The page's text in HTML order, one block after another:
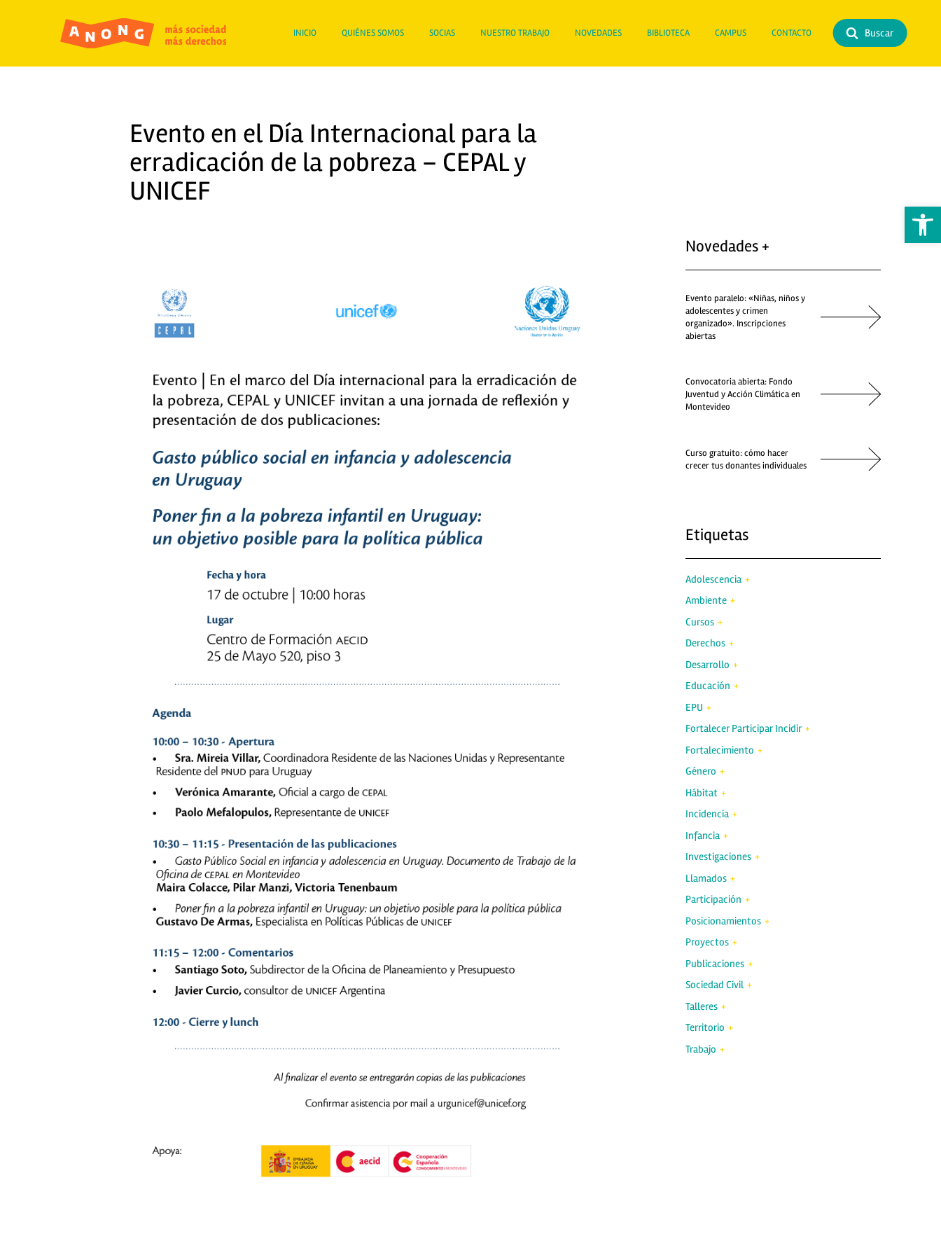
Abrir
INICIO QUIÉNES SOMOS SOCIAS NUESTRO TRABAJO NOVEDADES BIBLIOTECA CAMPUS CONTACTO Buscar
Evento en el Día Internacional para la
erradicación de la pobreza – CEPAL y
UNICEF
Novedades +
Evento paralelo: «Niñas, niños y
adolescentes y crimen
organizado». Inscripciones
abiertas
Convocatoria abierta: Fondo
Juventud y Acción Climática en
Montevideo
Curso gratuito: cómo hacer
crecer tus donantes individuales
Etiquetas
Adolescencia
Ambiente
Cursos
Derechos
Desarrollo
Educación
EPU
Fortalecer Participar Incidir
Fortalecimiento
Género
Hábitat
Incidencia
Infancia
Investigaciones
Llamados
Participación
Posicionamientos
Proyectos
Publicaciones
Sociedad Civil
Talleres
Territorio
Trabajo